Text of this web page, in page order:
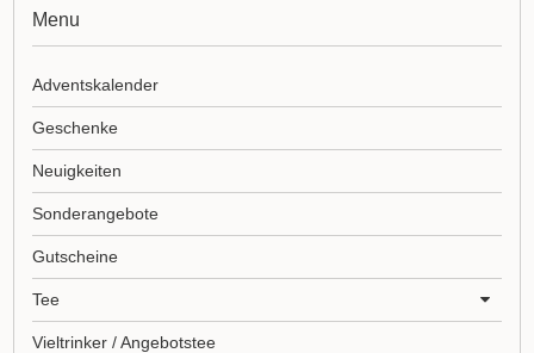
Menu
Adventskalender
Geschenke
Neuigkeiten
Sonderangebote
Gutscheine
Tee
Vieltrinker / Angebotstee